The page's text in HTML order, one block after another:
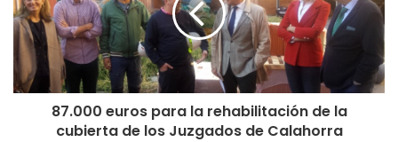
87.000 euros para la rehabilitación de la
cubierta de los Juzgados de Calahorra